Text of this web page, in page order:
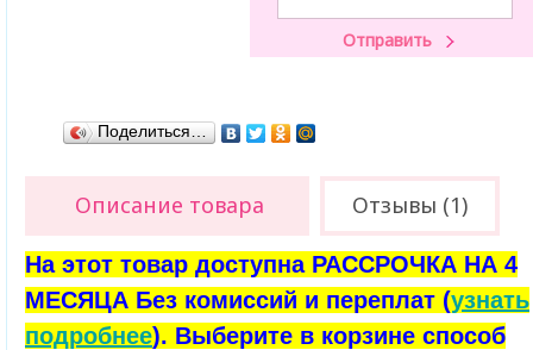
Поделиться…
Описание товара Отзывы (1)
На этот товар доступна РАССРОЧКА НА 4
МЕСЯЦА Без комиссий и переплат (узнать
подробнее). Выберите в корзине способ